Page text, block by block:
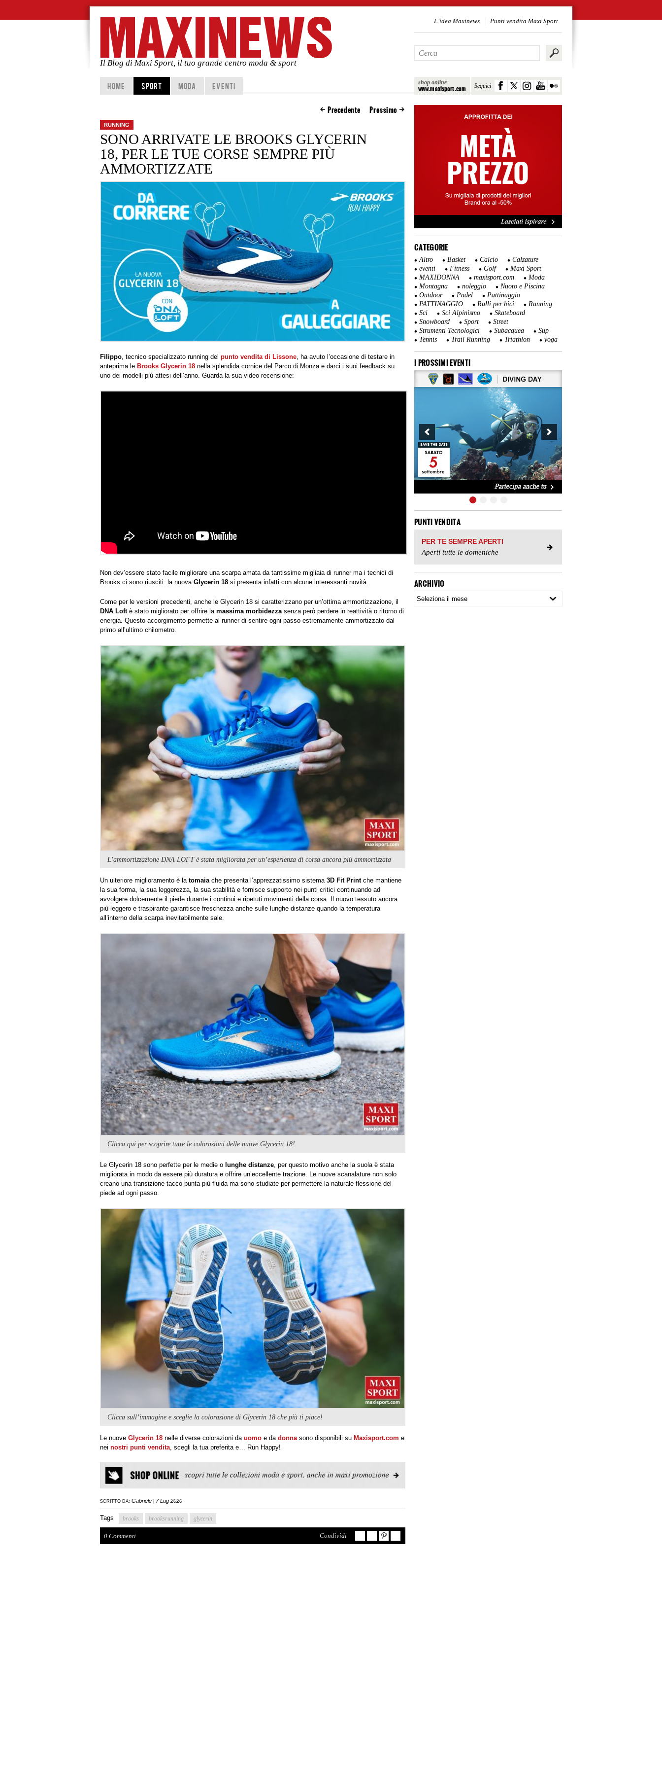
Il Blog di Maxi Sport, il tuo grande centro moda & sport
shop online
www.maxisport.com Seguici
L’idea Maxinews Punti vendita Maxi Sport
Vai al contenuto principale
Vai al contenuto secondario
HOME SPORT MODA EVENTI
Precedente Prossimo
RUNNING
SONO ARRIVATE LE BROOKS GLYCERIN
18, PER LE TUE CORSE SEMPRE PIÙ
AMMORTIZZATE
Filippo, tecnico specializzato running del punto vendita di Lissone, ha avuto l’occasione di testare in
anteprima le Brooks Glycerin 18 nella splendida cornice del Parco di Monza e darci i suoi feedback su
uno dei modelli più attesi dell’anno. Guarda la sua video recensione:
Non dev’essere stato facile migliorare una scarpa amata da tantissime migliaia di runner ma i tecnici di
Brooks ci sono riusciti: la nuova Glycerin 18 si presenta infatti con alcune interessanti novità.
Come per le versioni precedenti, anche le Glycerin 18 si caratterizzano per un’ottima ammortizzazione, il
DNA Loftè stato migliorato per offrire la massima morbidezza senza però perdere in reattività o ritorno di
energia. Questo accorgimento permette al runner di sentire ogni passo estremamente ammortizzato dal
primo all’ultimo chilometro.
L’ammortizzazione DNA LOFT è stata migliorata per un’esperienza di corsa ancora più ammortizzata
Un ulteriore miglioramento è la tomaia che presenta l’apprezzatissimo sistema 3D Fit Printche mantiene
la sua forma, la sua leggerezza, la sua stabilità e fornisce supporto nei punti critici continuando ad
avvolgere dolcemente il piede durante i continui e ripetuti movimenti della corsa. Il nuovo tessuto ancora
più leggero e traspirante garantisce freschezza anche sulle lunghe distanze quando la temperatura
all’interno della scarpa inevitabilmente sale.
Clicca qui per scoprire tutte le colorazioni delle nuove Glycerin 18!
Le Glycerin 18 sono perfette per le medie o lunghe distanze , per questo motivo anche la suola è stata
migliorata in modo da essere più duratura e offrire un’eccellente trazione. Le nuove scanalature non solo
creano una transizione tacco-punta più fluida ma sono studiate per permettere la naturale flessione del
piede ad ogni passo.
Clicca sull’immagine e sceglie la colorazione di Glycerin 18 che più ti piace!
Le nuove Glycerin 18 nelle diverse colorazioni da uomo e da donna sono disponibili su Maxisport.com e
nei nostri punti vendita, scegli la tua preferita e… Run Happy!
SCRITTO DA: Gabriele 7 Lug 2020
Tags brooks brooksrunning glycerin
0 Commenti Condividi
CATEGORIE
Altro Basket Calcio
Calzature
eventi
Fitness Golf
Maxi Sport
MAXIDONNA
maxisport.com
Moda
Montagna
noleggio
Nuoto e Piscina
Outdoor
Padel
Pattinaggio
PATTINAGGIO
Rulli per bici
Running
Sci
Sci Alpinismo
Skateboard
Snowboard
Sport
Street
Strumenti Tecnologici
Subacquea
Sup
Tennis
Trail Running Triathlon yoga
I PROSSIMI EVENTI
PUNTI VENDITA
PER TE SEMPRE APERTI
Aperti tutte le domeniche
ARCHIVIO